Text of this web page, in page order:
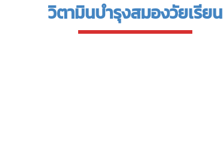
วิตามินบำรุงสมองวัยเรียน